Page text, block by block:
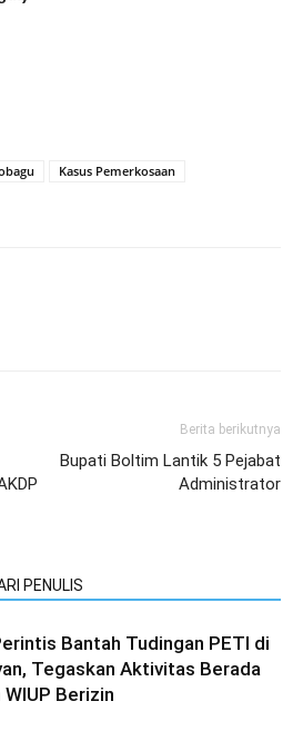
Kasus Pemerkosaan
Berita berikutnya
Bupati Boltim Lantik 5 Pejabat
Administrator
PENULIS
Bantah Tudingan PETI di
Tegaskan Aktivitas Berada
WIUP Berizin